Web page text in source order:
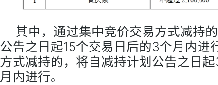
其中，通过集中竞价交易方式减持
公告之日起15个交易日后的3个月内进
方式减持的，将自减持计划公告之日
月内进行。